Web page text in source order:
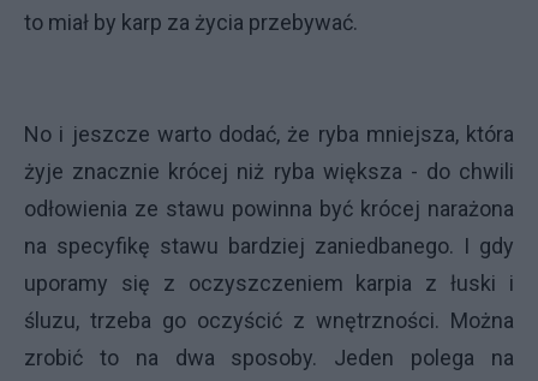
to miał by karp za życia przebywać.
No i jeszcze warto dodać, że ryba mniejsza, która
żyje znacznie krócej niż ryba większa - do chwili
odłowienia ze stawu powinna być krócej narażona
na specyfikę stawu bardziej zaniedbanego. I gdy
uporamy się z oczyszczeniem karpia z łuski i
śluzu, trzeba go oczyścić z wnętrzności. Można
zrobić to na dwa sposoby. Jeden polega na